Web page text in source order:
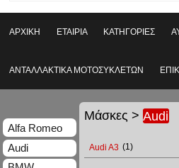
ΑΡΧΙΚΗ ΕΤΑΙΡΙΑ ΚΑΤΗΓΟΡΙΕΣ
ΑΝΤΑΛΛΑΚΤΙΚΑ ΜΟΤΟΣΥΚΛΕΤΩΝ
Μάσκες > Audi
Audi A3 (1)
Alfa Romeo
Audi